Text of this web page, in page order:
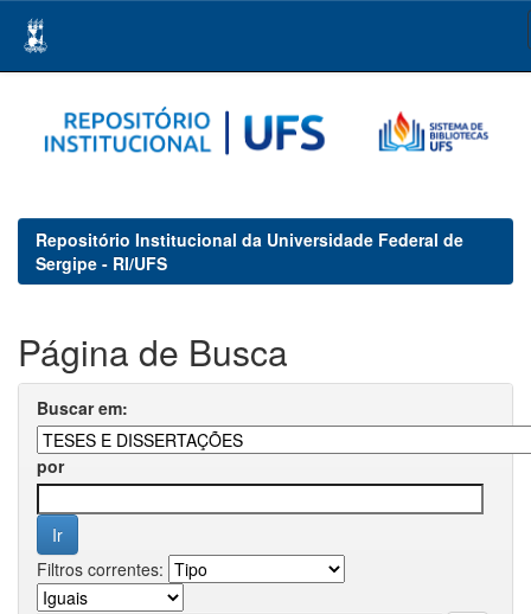
navigation
Repositório Institucional da Universidade Federal de
Sergipe - RI/UFS
Página de Busca
Buscar em:
por
Filtros correntes: